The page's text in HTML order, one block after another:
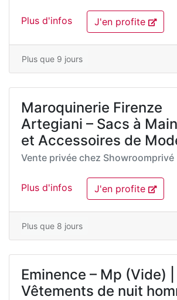
Plus d'infos J'en profite
Plus que 9 jours
Maroquinerie Firenze
Artegiani – Sacs à Main
et Accessoires de
Vente privée chez Showroomprivé
Plus d'infos J'en profite
Plus que 8 jours
Eminence – Mp (Vide) |
Vêtements de nuit